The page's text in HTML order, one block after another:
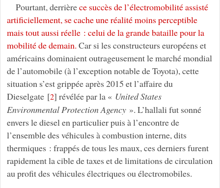
Pourtant, derrièrece succès de l’électromobilité assisté
artificiellement, se cache une réalité moins perceptible
mais tout aussi réelle : celui de la grande bataille pour la
mobilité de demain. Car si les constructeurs européens et
américains dominaient outrageusement le marché mondial
de l’automobile (à l’exception notable de Toyota), cette
situation s’est grippée après 2015 et l’affaire du
Dieselgate[2] révélée par la « United States
Environmental Protection Agency». L’hallali fut sonné
envers le diesel en particulier puis à l’encontre de
l’ensemble des véhicules à combustion interne, dits
thermiques : frappés de tous les maux, ces derniers furent
rapidement la cible de taxes et de limitations de circulation
au profit des véhicules électriques ou électromobiles.